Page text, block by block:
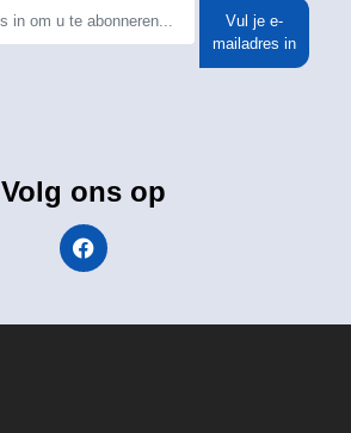
Vul je e-
mailadres in
Volg ons op